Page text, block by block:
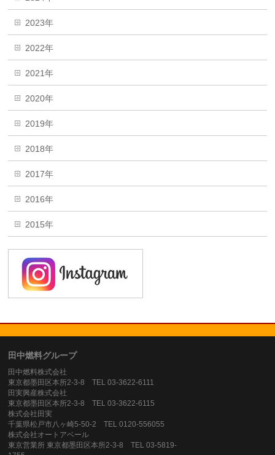
2023年
2022年
2021年
2020年
2019年
2018年
2017年
2016年
2015年
田中燃料グループ
田中燃料株式会社
東京都墨田区本所2-3-8 TEL 03-3622-6111
田実興産株式会社
東京都墨田区本所2-3-8 TEL 03-3622-6115
株式会社田実
千葉県松戸市八ヶ崎5-50-2 TEL 0120-556055
株式会社オートアベール
東京営業所 東京都墨田区本所2-3-8 TEL 03-5819-